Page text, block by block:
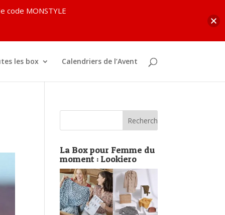
les box Calendriers de l’Avent
La Box pour Femme du
moment : Lookiero
code MONSTYLE